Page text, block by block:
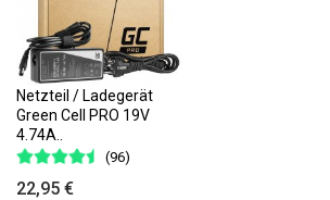
Netzteil / Ladegerät
Green Cell PRO 19V
4.74A..
(96)
22,95 €